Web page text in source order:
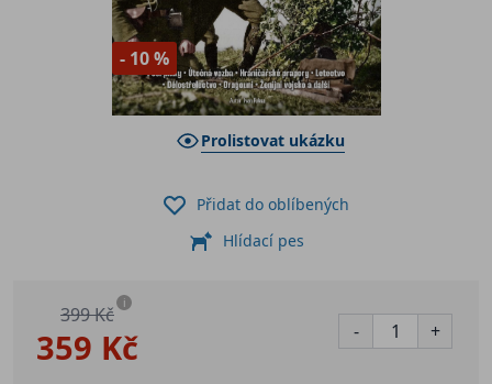
- 10 %
Prolistovat ukázku
359 Kč
399 Kč i
- +
Přidat do oblíbených
Hlídací pes